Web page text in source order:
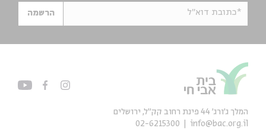
*כתובת דוא"ל הרשמה
המלך ג'ורג' 44 פינת רחוב קק״ל, ירושלים
info@bac.org.il
02-6215300